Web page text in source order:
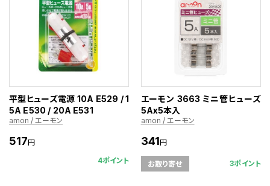
平型ヒューズ電源 10A E529 / 1
5A E530 / 20A E531
amon / エーモン
517円
4ポイント
エーモン 3663 ミニ管ヒューズ
5Ax5本入
amon / エーモン
341円
お取り寄せ 3ポイント